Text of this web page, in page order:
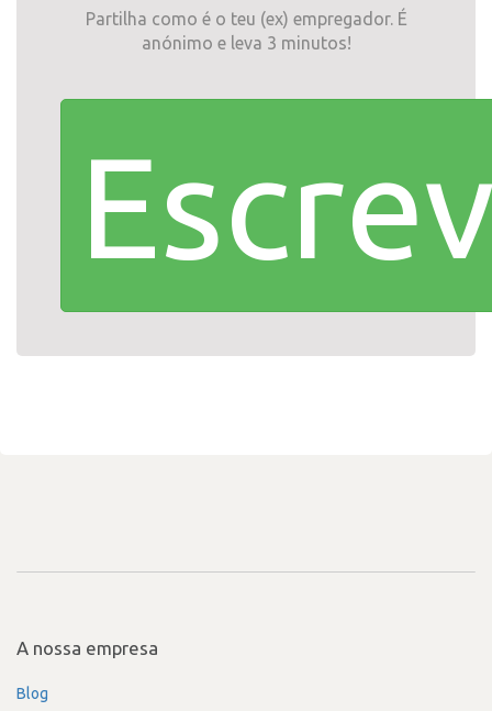
Partilha como é o teu (ex) empregador. É
anónimo e leva 3 minutos!
A nossa empresa
Blog